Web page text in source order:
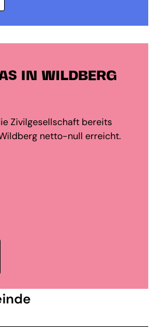
IN WILDBERG
Zivilgesellschaft bereits
netto-null erreicht.